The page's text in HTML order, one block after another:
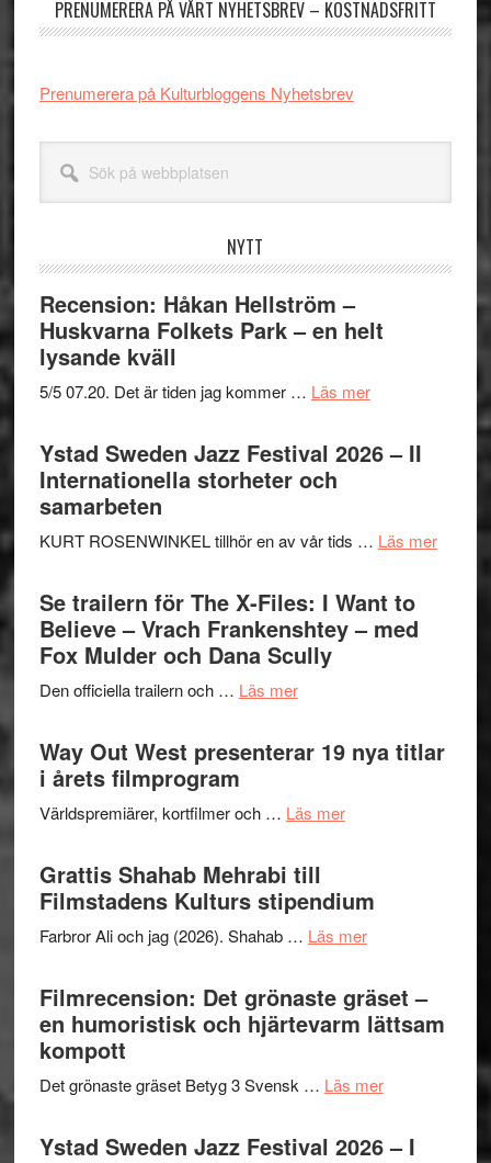
PRENUMERERA PÅ VÅRT NYHETSBREV – KOSTNADSFRITT
Prenumerera på Kulturbloggens Nyhetsbrev
webbplatsen
NYTT
Recension: Håkan Hellström –
Huskvarna Folkets Park – en helt
lysande kväll
5/5 07.20. Det är tiden jag kommer … Läs merom
Håkan
Hellström
Folkets
–
en
Ystad Sweden Jazz Festival 2026 – II
Internationella storheter och
samarbeten
KURT ROSENWINKEL tillhör en av vår tids … Läs merom
Se trailern för The X-Files: I Want to
Believe – Vrach Frankenshtey – med
Fox Mulder och Dana Scully
Den officiella trailern och … Läs merom
trailern
för
X-
I
Want
to
Believe
Vrach
Frankenshtey
med
Mulder
Way Out West presenterar 19 nya titlar
i årets filmprogram
Världspremiärer, kortfilmer och … Läs merom
presenterar
19
titlar
i
Grattis Shahab Mehrabi till
Filmstadens Kulturs stipendium
Farbror Ali och jag (2026). Shahab … Läs merom
Shahab
Mehrabi
till
Kulturs
Filmrecension: Det grönaste gräset –
en humoristisk och hjärtevarm lättsam
kompott
Det grönaste gräset Betyg 3 Svensk … Läs merom
Det
Ystad Sweden Jazz Festival 2026 – I